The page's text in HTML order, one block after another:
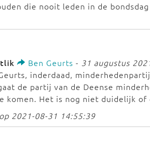
die nooit leden in de
Ben Geurts - 31 augustus
inderdaad,
de partij van de Deense
komen. Het is nog niet duidelijk
2021-08-31 14:55:39